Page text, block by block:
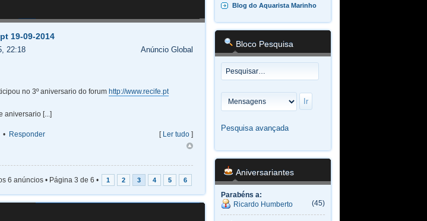
19-09-2014
22:18 Anúncio Global
no 3º aniversario do forum http://www.recife.pt
aniversario [...]
• Responder [ Ler tudo ]
6 anúncios • Página 3 de 6 • 1 2 3 4 5 6
Blog do Aquarista Marinho
Bloco Pesquisa
Pesquisa avançada
Aniversariantes
Parabéns a:
Ricardo Humberto
(45)